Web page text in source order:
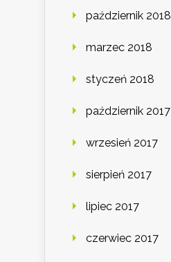
październik 2018
marzec 2018
styczeń 2018
październik 2017
wrzesień 2017
sierpień 2017
lipiec 2017
czerwiec 2017